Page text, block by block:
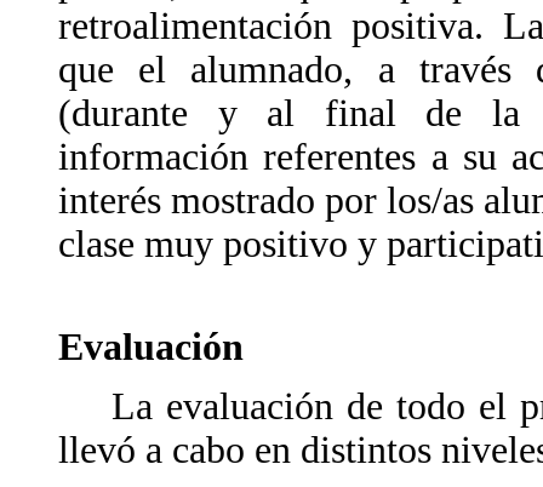
retroalimentación positiva.
que el alumnado, a través
(durante y al final de la
información referentes a su
interés mostrado por los/as
clase muy positivo y
Evaluación
La evaluación de todo el
llevó a cabo en distintos